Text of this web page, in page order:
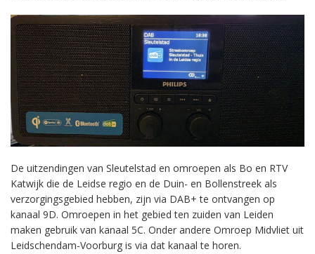
De uitzendingen van Sleutelstad en omroepen als Bo en RTV
Katwijk die de Leidse regio en de Duin- en Bollenstreek als
verzorgingsgebied hebben, zijn via DAB+ te ontvangen op
kanaal 9D. Omroepen in het gebied ten zuiden van Leiden
maken gebruik van kanaal 5C. Onder andere Omroep Midvliet uit
Leidschendam-Voorburg is via dat kanaal te horen.